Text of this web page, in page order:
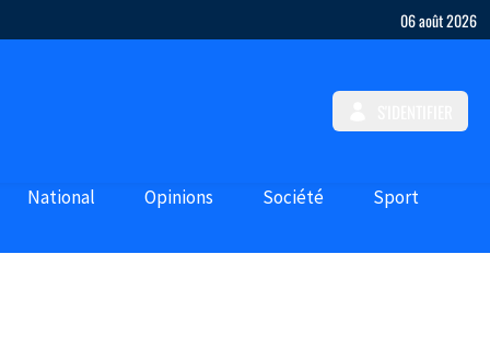
06 août 2026
National Opinions Société Sport